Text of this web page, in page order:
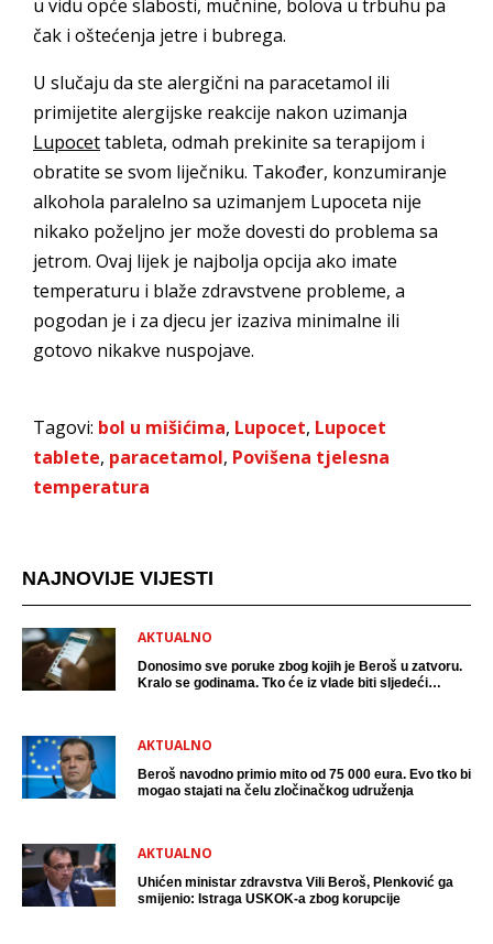
u vidu opće slabosti, mučnine, bolova u trbuhu pa
čak i oštećenja jetre i bubrega.
U slučaju da ste alergični na paracetamol ili
primijetite alergijske reakcije nakon uzimanja
Lupocettableta, odmah prekinite sa terapijom i
obratite se svom liječniku. Također, konzumiranje
alkohola paralelno sa uzimanjem Lupoceta nije
nikako poželjno jer može dovesti do problema sa
jetrom. Ovaj lijek je najbolja opcija ako imate
temperaturu i blaže zdravstvene probleme, a
pogodan je i za djecu jer izaziva minimalne ili
gotovo nikakve nuspojave.
Tagovi: bol u mišićima, Lupocet, Lupocet
tablete, paracetamol, Povišena tjelesna
temperatura
NAJNOVIJE VIJESTI
AKTUALNO
Donosimo sve poruke zbog kojih je Beroš u zatvoru.
Kralo se godinama. Tko će iz vlade biti sljedeći
AKTUALNO
Beroš navodno primio mito od 75 000 eura. Evo tko bi
mogao stajati na čelu zločinačkog udruženja
AKTUALNO
Uhićen ministar zdravstva Vili Beroš, Plenković ga
smijenio: Istraga USKOK-a zbog korupcije